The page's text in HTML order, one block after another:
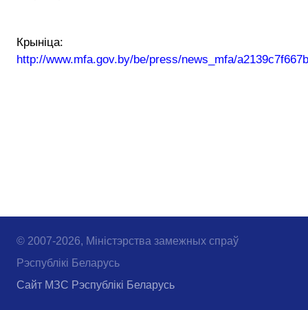
Крыніца:
http://www.mfa.gov.by/be/press/news_mfa/
© 2007-2026, Міністэрства замежных спраў
Рэспублікі Беларусь
Сайт МЗС Рэспублікі Беларусь